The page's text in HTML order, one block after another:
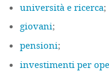
università e ricerca;
giovani;
pensioni;
investimenti per